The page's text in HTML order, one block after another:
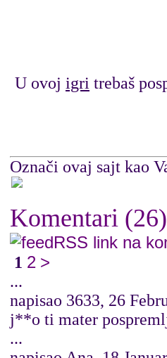
U ovoj igri trebaš
Označi ovaj sajt kao
Komentari (26)
RSS link na
1 2 >
...
napisao 3633, 26
j**o ti mater
...